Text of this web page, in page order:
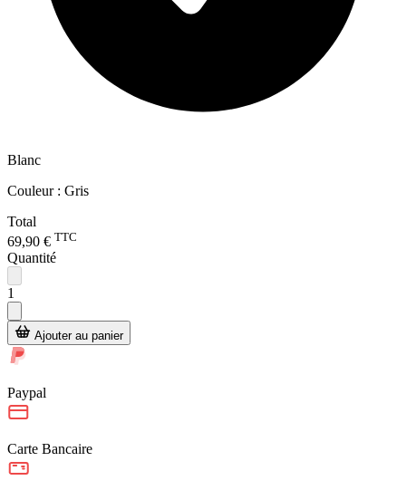
Blanc
Couleur : Gris
Total
69,90 € TTC
Quantité
1
Ajouter au panier
Paypal
Carte Bancaire